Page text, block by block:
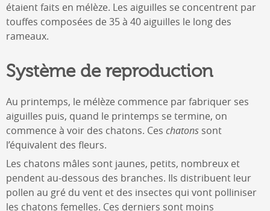
étaient faits en mélèze. Les aiguilles se concentrent par
touffes composées de 35 à 40 aiguilles le long des
rameaux.
Système de reproduction
Au printemps, le mélèze commence par fabriquer ses
aiguilles puis, quand le printemps se termine, on
commence à voir des chatons. Ces chatons sont
l’équivalent des fleurs.
Les chatons mâles sont jaunes, petits, nombreux et
pendent au-dessous des branches. Ils distribuent leur
pollen au gré du vent et des insectes qui vont polliniser
les chatons femelles. Ces derniers sont moins